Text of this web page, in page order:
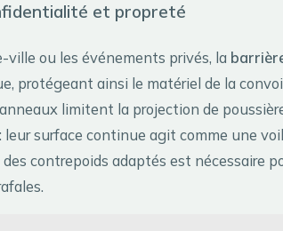
et propreté
ville ou les événements privés, la
protégeant ainsi le matériel de la
limitent la projection de
surface continue agit comme une
contrepoids adaptés est nécessaire